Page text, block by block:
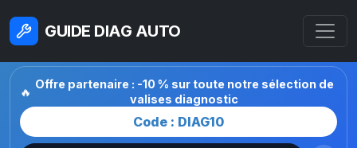
GUIDE DIAG AUTO
🔥
Offre partenaire : -10 % sur toute notre sélection de
valises diagnostic
Code : DIAG10